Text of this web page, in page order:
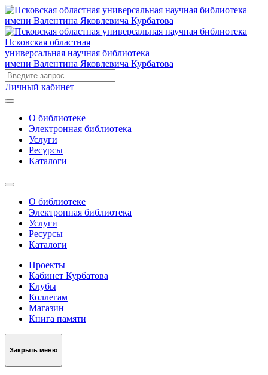
Псковская областная
универсальная научная библиотека
имени Валентина Яковлевича Курбатова
Личный кабинет
О библиотеке
Электронная библиотека
Услуги
Ресурсы
Каталоги
О библиотеке
Электронная библиотека
Услуги
Ресурсы
Каталоги
Проекты
Кабинет Курбатова
Клубы
Коллегам
Магазин
Книга памяти
Закрыть меню